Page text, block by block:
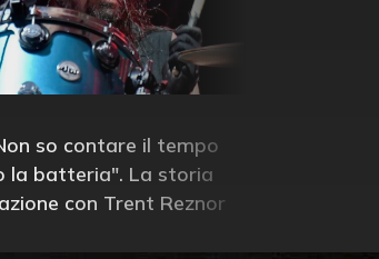
so contare il tempo
la batteria". La storia
con Trent Reznor